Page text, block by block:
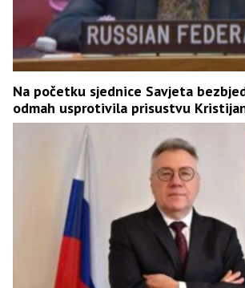
Na početku sjednice Savjeta
odmah usprotivila prisustvu